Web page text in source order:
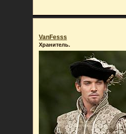
VanFesss
Хранитель.